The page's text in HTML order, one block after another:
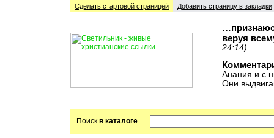
Сделать стартовой cтраницей Добавить страницу в закладки
веруя
24:14)
Анания и с
Они
Поиск в каталоге